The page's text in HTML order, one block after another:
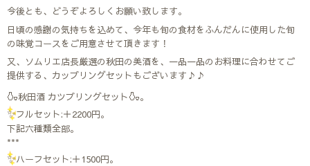
今後とも、どうぞよろしくお願い致します。
日頃の感謝の気持ちを込めて、今年も旬の食材をふんだんに使用した旬
の味覚コースをご用意させて頂きます！
又、ソムリエ店長厳選の秋田の美酒を、一品一品のお料理に合わせてご
提供する、カップリングセットもございます♪♪
🍶秋田酒 カツプリングセット🍶｡
✨フルセット:＋2200円｡
下記六種類全部｡
***
✨ハーフセット:＋1500円｡